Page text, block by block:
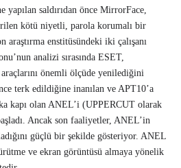
saldırıdan önce MirrorFace,
kötü niyetli, parola korumalı bir
araştırma enstitüsündeki iki çalışanı
analizi sırasında ESET,
önemli ölçüde yenilediğini
terk edildiğine inanılan ve APT10’a
kapı olan ANEL’i (UPPERCUT olarak
Ancak son faaliyetler, ANEL’in
güçlü bir şekilde gösteriyor. ANEL
ve ekran görüntüsü almaya yönelik